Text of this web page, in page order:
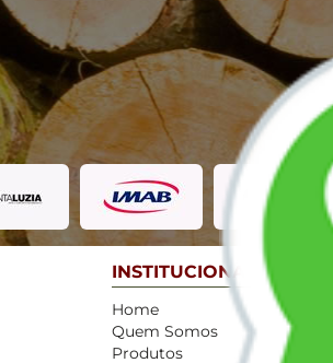
INSTITUCIONAL
Home
Quem Somos
Produtos